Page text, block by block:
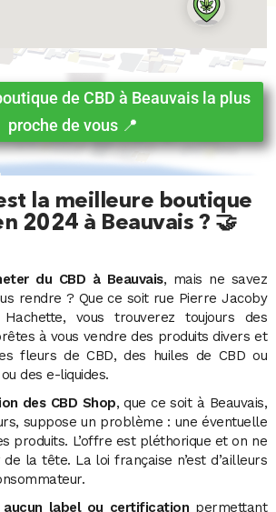
de CBD à Beauvais la plus
proche de vous 📍
la meilleure boutique
2024 à Beauvais ? 🤝
du CBD à Beauvais, mais ne savez
rendre ? Que ce soit rue Pierre Jacoby
vous trouverez toujours des
à vous vendre des produits divers et
fleurs de CBD, des huiles de CBD ou
des e-liquides.
des CBD Shop, que ce soit à Beauvais,
suppose un problème : une éventuelle
produits. L’offre est pléthorique et on ne
la tête. La loi française n’est d’ailleurs
aucun label ou certification permettant